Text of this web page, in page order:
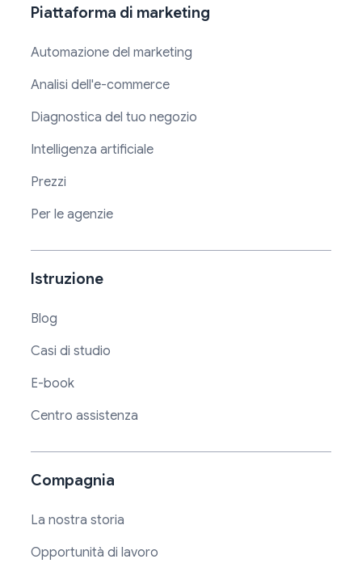
Piattaforma di marketing
Automazione del marketing
Analisi dell'e-commerce
Diagnostica del tuo negozio
Intelligenza artificiale
Prezzi
Per le agenzie
Istruzione
Blog
Casi di studio
E-book
Centro assistenza
Compagnia
La nostra storia
Opportunità di lavoro